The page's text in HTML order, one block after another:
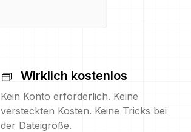
Wirklich kostenlos
Kein Konto erforderlich. Keine
versteckten Kosten. Keine Tricks bei
der Dateigröße.